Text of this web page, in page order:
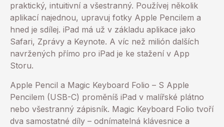
praktický, intuitivní a všestranný. Používej několik
aplikací najednou, upravuj fotky Apple Pencilem a
hned je sdílej. iPad má už v základu aplikace jako
Safari, Zprávy a Keynote. A víc než milión dalších
navržených přímo pro iPad je ke stažení v App
Storu.
Apple Pencil a Magic Keyboard Folio – S Apple
Pencilem (USB-C) proměníš iPad v malířské plátno
nebo všestranný zápisník. Magic Keyboard Folio tvoří
dva samostatné díly – odnímatelná klávesnice a